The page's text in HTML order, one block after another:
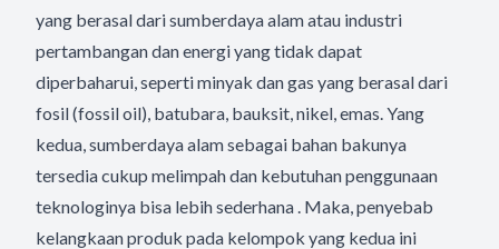
yang berasal dari sumberdaya alam atau industri
pertambangan dan energi yang tidak dapat
diperbaharui, seperti minyak dan gas yang berasal dari
fosil (fossil oil), batubara, bauksit, nikel, emas. Yang
kedua, sumberdaya alam sebagai bahan bakunya
tersedia cukup melimpah dan kebutuhan penggunaan
teknologinya bisa lebih sederhana . Maka, penyebab
kelangkaan produk pada kelompok yang kedua ini